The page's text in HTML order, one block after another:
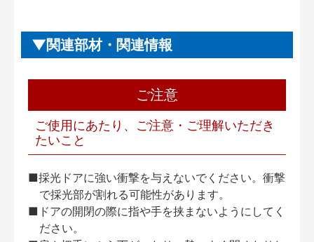
関連部材・関連情報
ご注意
ご使用にあたり、ご注意・ご理解いただき
たいこと
■採光ドアに強い衝撃を与えないでください。衝撃
で採光部が割れる可能性があります。
■ドアの開閉の際に指や手を挟まないようにしてく
ださい。